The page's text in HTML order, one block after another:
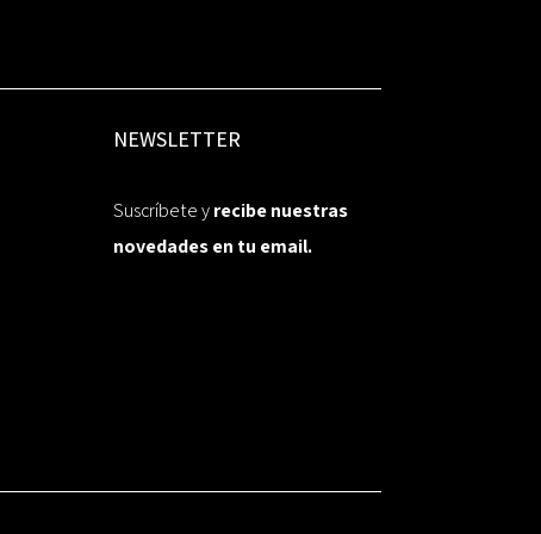
NEWSLETTER
Suscríbete yrecibe nuestras
novedades en tu email.